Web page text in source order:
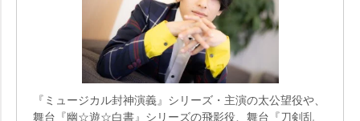
『ミュージカル封神演義』シリーズ・主演の太公望役や、
舞台『幽☆遊☆白書』シリーズの飛影役、舞台『刀剣乱